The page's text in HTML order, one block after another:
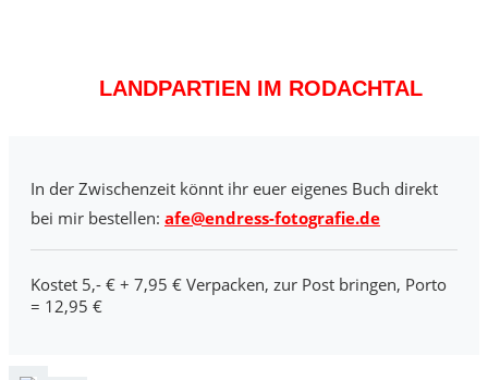
LANDPARTIEN IM RODACHTAL
In der Zwischenzeit könnt ihr euer eigenes Buch direkt
bei mir bestellen: afe@endress-fotografie.de
Kostet 5,- € + 7,95 € Verpacken, zur Post bringen, Porto
= 12,95 €